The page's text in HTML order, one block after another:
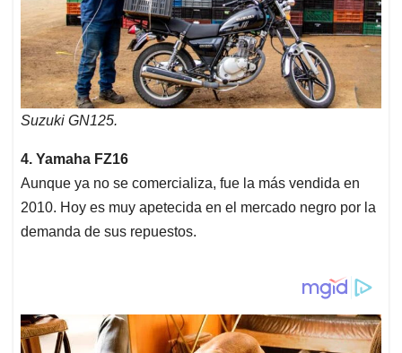
Suzuki GN125.
4. Yamaha FZ16
Aunque ya no se comercializa, fue la más vendida en
2010. Hoy es muy apetecida en el mercado negro por la
demanda de sus repuestos.